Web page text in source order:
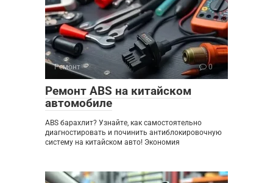
Ремонт 0
Ремонт ABS на китайском
автомобиле
ABS барахлит? Узнайте, как самостоятельно
диагностировать и починить антиблокировочную
систему на китайском авто! Экономия